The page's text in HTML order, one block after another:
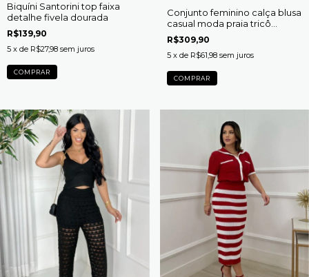
Biquíni Santorini top faixa
detalhe fivela dourada
R$139,90
5 x de R$27,98 sem juros
COMPRAR
Conjunto feminino calça blusa
casual moda praia tricô
Tereza
R$309,90
5 x de R$61,98 sem juros
COMPRAR